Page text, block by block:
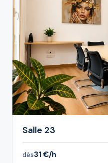
Salle 23
dès31 €/h